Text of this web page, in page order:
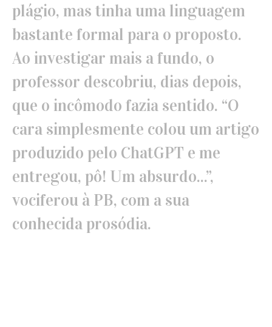
plágio, mas tinha uma linguagem
bastante formal para o proposto.
Ao investigar mais a fundo, o
professor descobriu, dias depois,
que o incômodo fazia sentido. “O
cara simplesmente colou um artigo
produzido pelo ChatGPT e me
entregou, pô! Um absurdo...”,
vociferou à PB, com a sua
conhecida prosódia.